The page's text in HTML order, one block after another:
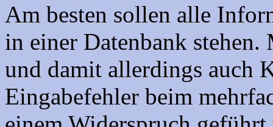
Am besten sollen alle
in einer Datenbank stehen.
und damit allerdings auch
Eingabefehler beim